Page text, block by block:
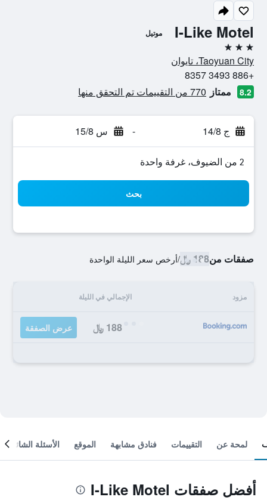
I-Like Motel موتيل
3 نجوم
Taoyuan City، تايوان
+886 3493 8357
8.2 ممتاز 770 من التقييمات تم التحقق منها
ج 14/8 - س 15/8
2 من الضيوف، غرفة واحدة
بحث
صفقات من188 ﷼ /أرخص سعر الليلة الواحدة
مزود الإجمالي في الليلة
188 ﷼ عرض الصفقة
لمحة عن التقييمات فنادق مشابهة الموقع الأسئلة الشائعة
أفضل صفقات I-Like Motel